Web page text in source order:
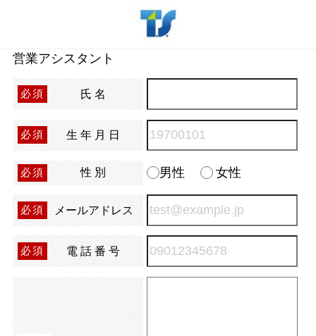
営業アシスタント
必須 氏名
必須 生年月日
必須 性別 男性 女性
必須 メールアドレス
必須 電話番号